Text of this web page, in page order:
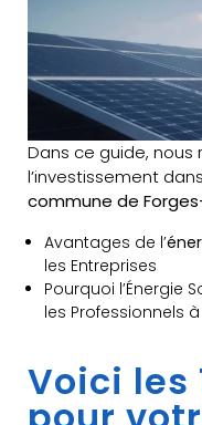
Dans ce guide,
l’investissement dans
commune de
Avantages de l’
les Entreprises
Pourquoi l’Énergie
les Professionnels
Voici les